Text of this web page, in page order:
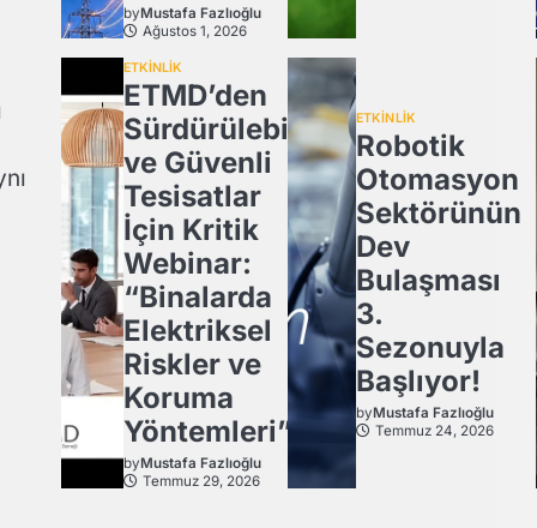
byMustafa Fazlıoğlu
Ağustos 1, 2026
ETKİNLİK
ETMD’den
Sürdürülebilir
ve Güvenli
Tesisatlar
İçin Kritik
Webinar:
“Binalarda
Elektriksel
Riskler ve
Koruma
Yöntemleri”
byMustafa Fazlıoğlu
Temmuz 29, 2026
ETKİNLİK
Robotik
Otomasyon
Sektörünün
Dev
Bulaşması
3.
Sezonuyla
Başlıyor!
byMustafa Fazlıoğlu
Temmuz 24, 2026